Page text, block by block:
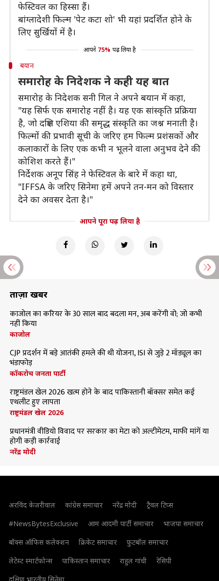
फेस्टिवल का हिस्सा हैं।
बांग्लादेशी फिल्म 'पेट कटा शो' भी यहां प्रदर्शित होने के
लिए सुर्खियों में है।
आपने 75% पढ़ लिया है
बयान
समारोह के निदेशक ने कही यह बात
समारोह के निदेशक सनी गिल ने अपने बयान में कहा,
"यह सिर्फ एक समारोह नहीं है। यह एक सांस्कृति प्रक्रिया
है, जो दक्षिण एशिया की समृद्ध संस्कृति का जश्न मनाती है।
फिल्मों की प्रभावी सूची के जरिए हम फिल्म प्रशंसकों और
कलाकारों के लिए एक कभी न भूलने वाला अनुभव देने की
कोशिश करते हैं।"
निर्देशक अनूप सिंह ने फेस्टिवल के बारे में कहा था,
"IFFSA के जरिए सिनेमा हमें अपने तन-मन को विस्तार
देने का अवसर देता है।"
आपने पूरा पढ़ लिया है
ताज़ा खबरें
काजोल का करियर के 30 साल बाद बदला मन, अब करेंगी वो; जो कभी
नहीं किया
काजोल
CJP प्रदर्शन में बड़े आतंकी हमले की थी योजना, ISI से जुड़े 2 मॉड्यूल का
भंडाफोड़
कॉकरोच जनता पार्टी
राष्ट्रमंडल खेल 2026 खत्म होने के बाद पाकिस्तानी बॉक्सर समेत कई
एथलीट हुए लापता
राष्ट्रमंडल खेल 2026
प्रधानमंत्री वीडियो विवाद पर सरकार का मेटा को अल्टीमेटम, माफी मांगें या
होगी कड़ी कार्रवाई
नरेंद्र मोदी
अरविंद केजरीवाल कांग्रेस समाचार नरेंद्र मोदी
ट्रैवल टिप्स
#NewsBytesExclusive
आम आदमी पार्टी समाचार
भाजपा समाचार
बॉक्स ऑफिस कलेक्शन
क्रिकेट समाचार
फुटबॉल समाचार
लेटेस्ट स्मार्टफोन्स
पाकिस्तान समाचार राहुल गांधी
रेसिपी